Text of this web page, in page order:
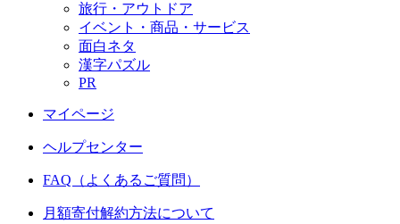
旅行・アウトドア
イベント・商品・サービス
面白ネタ
漢字パズル
PR
マイページ
ヘルプセンター
FAQ（よくあるご質問）
月額寄付解約方法について